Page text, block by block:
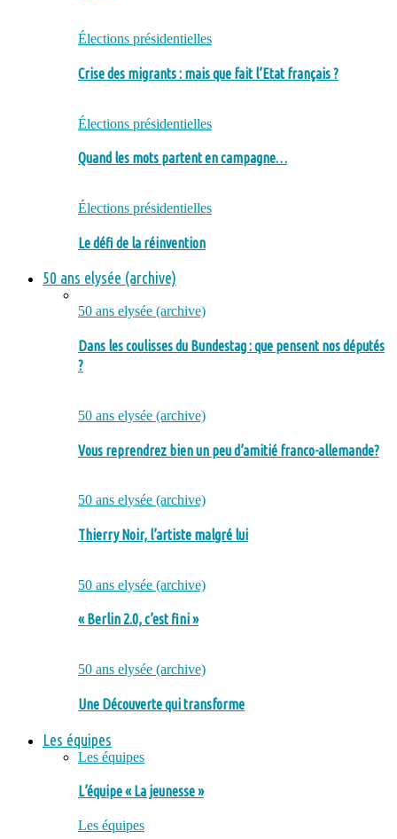
Élections présidentielles
Crise des migrants : mais que fait l’Etat français ?
Élections présidentielles
Quand les mots partent en campagne…
Élections présidentielles
Le défi de la réinvention
50 ans elysée (archive)
50 ans elysée (archive)
Dans les coulisses du Bundestag : que pensent nos députés
?
50 ans elysée (archive)
Vous reprendrez bien un peu d’amitié franco-allemande?
50 ans elysée (archive)
Thierry Noir, l’artiste malgré lui
50 ans elysée (archive)
« Berlin 2.0, c’est fini »
50 ans elysée (archive)
Une Découverte qui transforme
Les équipes
Les équipes
L’équipe « La jeunesse »
Les équipes